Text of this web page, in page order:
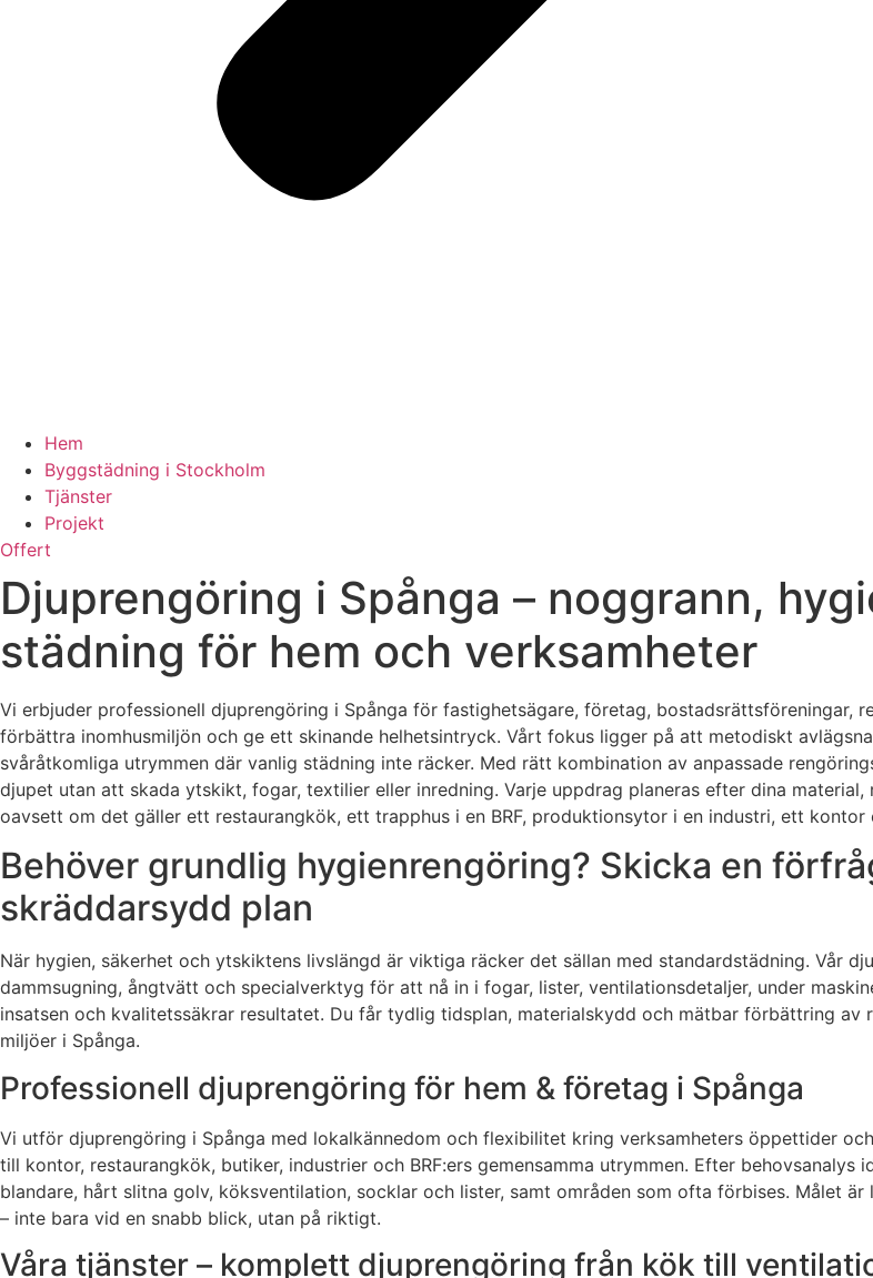
Hem
Byggstädning i Stockholm
Tjänster
Projekt
Offert
Djuprengöring i Spånga – noggrann,
städning för hem och verksamheter
Vi erbjuder professionell djuprengöring i Spånga för fastighetsägare, företag, bostadsrättsföreningar,
förbättra inomhusmiljön och ge ett skinande helhetsintryck. Vårt fokus ligger på att metodiskt
svåråtkomliga utrymmen där vanlig städning inte räcker. Med rätt kombination av anpassade
djupet utan att skada ytskikt, fogar, textilier eller inredning. Varje uppdrag planeras efter dina
oavsett om det gäller ett restaurangkök, ett trapphus i en BRF, produktionsytor i en industri, ett
Behöver grundlig hygienrengöring? Skicka en
skräddarsydd plan
När hygien, säkerhet och ytskiktens livslängd är viktiga räcker det sällan med standardstädning. Vår
dammsugning, ångtvätt och specialverktyg för att nå in i fogar, lister, ventilationsdetaljer, under
insatsen och kvalitetssäkrar resultatet. Du får tydlig tidsplan, materialskydd och mätbar förbättring
miljöer i Spånga.
Professionell djuprengöring för hem & företag i Spånga
Vi utför djuprengöring i Spånga med lokalkännedom och flexibilitet kring verksamheters öppettider
till kontor, restaurangkök, butiker, industrier och BRF:ers gemensamma utrymmen. Efter
blandare, hårt slitna golv, köksventilation, socklar och lister, samt områden som ofta förbises. Målet
– inte bara vid en snabb blick, utan på riktigt.
Våra tjänster – komplett djuprengöring från kök till